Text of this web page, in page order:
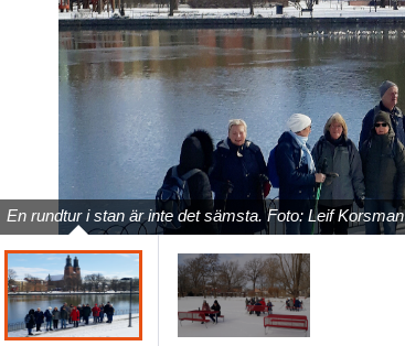
En rundtur i stan är inte det sämsta. Foto: Leif Korsman
Previous